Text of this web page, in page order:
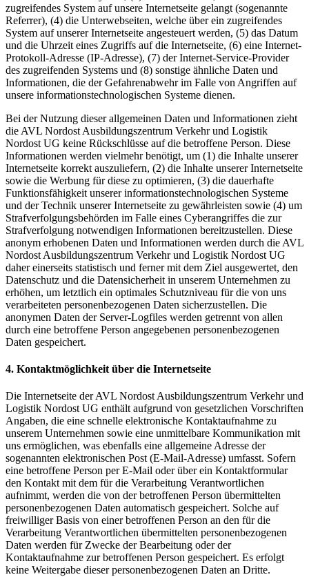
zugreifendes System auf unsere Internetseite gelangt (sogenannte
Referrer), (4) die Unterwebseiten, welche über ein zugreifendes
System auf unserer Internetseite angesteuert werden, (5) das Datum
und die Uhrzeit eines Zugriffs auf die Internetseite, (6) eine Internet-
Protokoll-Adresse (IP-Adresse), (7) der Internet-Service-Provider
des zugreifenden Systems und (8) sonstige ähnliche Daten und
Informationen, die der Gefahrenabwehr im Falle von Angriffen auf
unsere informationstechnologischen Systeme dienen.
Bei der Nutzung dieser allgemeinen Daten und Informationen zieht
die AVL Nordost Ausbildungszentrum Verkehr und Logistik
Nordost UG keine Rückschlüsse auf die betroffene Person. Diese
Informationen werden vielmehr benötigt, um (1) die Inhalte unserer
Internetseite korrekt auszuliefern, (2) die Inhalte unserer Internetseite
sowie die Werbung für diese zu optimieren, (3) die dauerhafte
Funktionsfähigkeit unserer informationstechnologischen Systeme
und der Technik unserer Internetseite zu gewährleisten sowie (4) um
Strafverfolgungsbehörden im Falle eines Cyberangriffes die zur
Strafverfolgung notwendigen Informationen bereitzustellen. Diese
anonym erhobenen Daten und Informationen werden durch die AVL
Nordost Ausbildungszentrum Verkehr und Logistik Nordost UG
daher einerseits statistisch und ferner mit dem Ziel ausgewertet, den
Datenschutz und die Datensicherheit in unserem Unternehmen zu
erhöhen, um letztlich ein optimales Schutzniveau für die von uns
verarbeiteten personenbezogenen Daten sicherzustellen. Die
anonymen Daten der Server-Logfiles werden getrennt von allen
durch eine betroffene Person angegebenen personenbezogenen
Daten gespeichert.
4. Kontaktmöglichkeit über die Internetseite
Die Internetseite der AVL Nordost Ausbildungszentrum Verkehr und
Logistik Nordost UG enthält aufgrund von gesetzlichen Vorschriften
Angaben, die eine schnelle elektronische Kontaktaufnahme zu
unserem Unternehmen sowie eine unmittelbare Kommunikation mit
uns ermöglichen, was ebenfalls eine allgemeine Adresse der
sogenannten elektronischen Post (E-Mail-Adresse) umfasst. Sofern
eine betroffene Person per E-Mail oder über ein Kontaktformular
den Kontakt mit dem für die Verarbeitung Verantwortlichen
aufnimmt, werden die von der betroffenen Person übermittelten
personenbezogenen Daten automatisch gespeichert. Solche auf
freiwilliger Basis von einer betroffenen Person an den für die
Verarbeitung Verantwortlichen übermittelten personenbezogenen
Daten werden für Zwecke der Bearbeitung oder der
Kontaktaufnahme zur betroffenen Person gespeichert. Es erfolgt
keine Weitergabe dieser personenbezogenen Daten an Dritte.